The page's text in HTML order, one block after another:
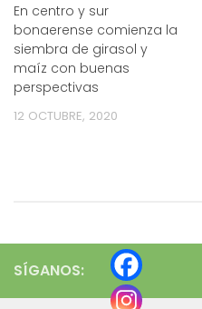
En centro y sur
bonaerense comienza la
siembra de girasol y
maíz con buenas
perspectivas
12 OCTUBRE, 2020
SÍGANOS: